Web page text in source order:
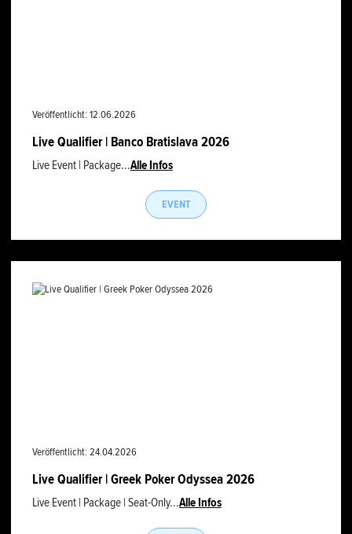
Veröffentlicht: 12.06.2026
Live Qualifier | Banco Bratislava 2026
Live Event | Package...Alle Infos
EVENT
Veröffentlicht: 24.04.2026
Live Qualifier | Greek Poker Odyssea 2026
Live Event | Package | Seat-Only...Alle Infos